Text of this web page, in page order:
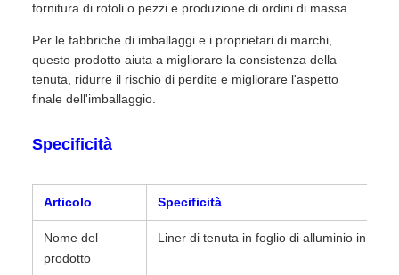
fornitura di rotoli o pezzi e produzione di ordini di massa.
Per le fabbriche di imballaggi e i proprietari di marchi,
questo prodotto aiuta a migliorare la consistenza della
tenuta, ridurre il rischio di perdite e migliorare l'aspetto
finale dell'imballaggio.
Specificità
Articolo Specificità
Nome del
prodotto
Liner di tenuta in foglio di alluminio in